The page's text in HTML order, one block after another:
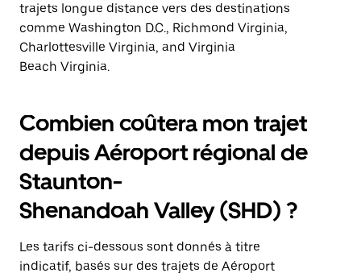
trajets longue distance vers des destinations
comme Washington D.C., Richmond Virginia,
Charlottesville Virginia, and Virginia
Beach Virginia.
Combien coûtera mon trajet
depuis Aéroport régional de
Staunton-
Shenandoah Valley (SHD) ?
Les tarifs ci-dessous sont donnés à titre
indicatif, basés sur des trajets de Aéroport